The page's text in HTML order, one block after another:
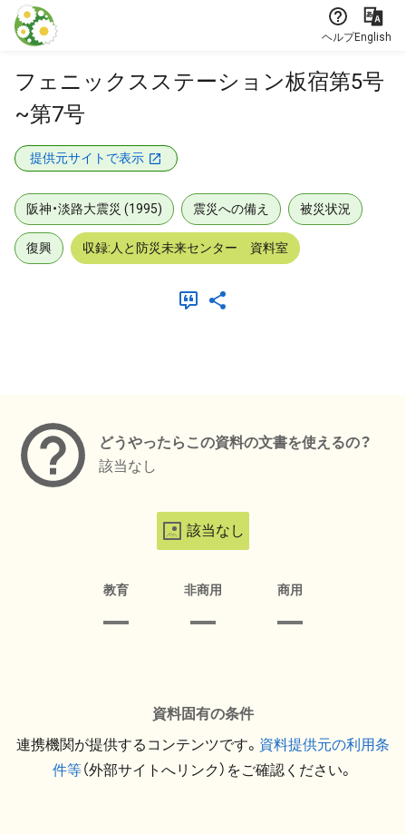
本文に飛ぶ
ヘルプEnglish
フェニックスステーション板宿第5号
~第7号
提供元サイトで表示
阪神・淡路大震災 (1995) 震災への備え 被災状況
復興 収録:人と防災未来センター 資料室
どうやったらこの資料の文書を使えるの？
該当なし
該当なし
教育 非商用 商用
資料固有の条件
連携機関が提供するコンテンツです。 資料提供元の利用条
件等（外部サイトへリンク）をご確認ください。